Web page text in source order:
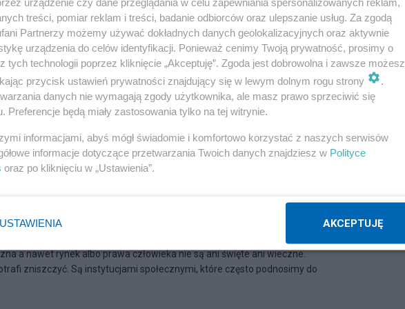
do partii
a nawet rynek albo prawa człowieka nie są ani święte ani wieczne.
zniszczyć. Są instytucjami społecznymi, które często podnosimy do
treści, pomiar reklam i treści, badanie odbiorców oraz ulepszanie usług. Za zgodą
Partnerzy możemy używać dokładnych danych geolokalizacyjnych oraz aktywnie
urządzenia do celów identyfikacji. Ponieważ cenimy Twoją prywatność, prosimy o
tych technologii poprzez kliknięcie „Akceptuję”. Zgoda jest dobrowolna i zawsze możesz
przycisk ustawień prywatności znajdujący się w lewym dolnym rogu strony
.
danych nie wymagają zgody użytkownika, ale masz prawo sprzeciwić się
Preferencje będą miały zastosowania tylko na tej witrynie.
informacjami, abyś mógł świadomie i komfortowo korzystać z naszych serwisów
informacje dotyczące przetwarzania Twoich danych znajdziesz w Polityce
oraz po kliknięciu w „Ustawienia”.
USTAWIENIA AKCEPTUJĘ